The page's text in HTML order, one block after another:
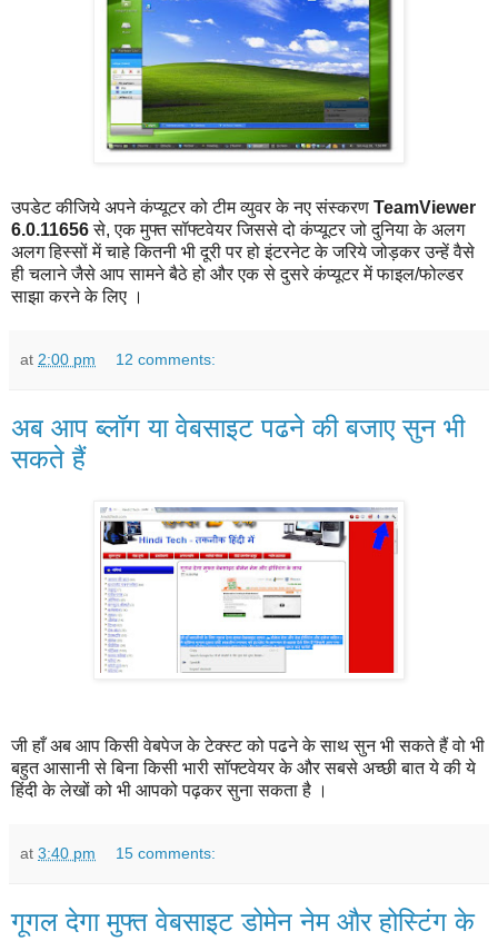
उपडेट कीजिये अपने कंप्यूटर को टीम व्युवर के नए संस्करण TeamViewer
6.0.11656से, एक मुफ्त सॉफ्टवेयर जिससे दो कंप्यूटर जो दुनिया के अलग
अलग हिस्सों में चाहे कितनी भी दूरी पर हो इंटरनेट के जरिये जोड़कर उन्हें वैसे
ही चलाने जैसे आप सामने बैठे हो और एक से दुसरे कंप्यूटर में फाइल/फोल्डर
साझा करने के लिए ।
at 2:00 pm 12 comments:
अब आप ब्लॉग या वेबसाइट पढने की बजाए सुन भी
सकते हैं
जी हाँ अब आप किसी वेबपेज के टेक्स्ट को पढने के साथ सुन भी सकते हैं वो भी
बहुत आसानी से बिना किसी भारी सॉफ्टवेयर के और सबसे अच्छी बात ये की ये
हिंदी के लेखों को भी आपको पढ़कर सुना सकता है ।
at 3:40 pm 15 comments:
गूगल देगा मुफ्त वेबसाइट डोमेन नेम और होस्टिंग के